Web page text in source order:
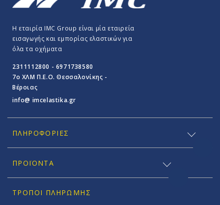
Η εταιρία IMC Group είναι μία εταιρεία
εισαγωγής και εμπορίας ελαστικών για
όλα τα οχήματα
2311112800 - 6971738580
7o ΧΛΜ Π.E.O. Θεσσαλονίκης -
Βέροιας
info@ imcelastika.gr
ΠΛΗΡΟΦΟΡΊΕΣ
ΠΡΟΪΟΝΤΑ
ΤΡΌΠΟΙ ΠΛΗΡΩΜΉΣ